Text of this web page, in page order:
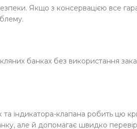
Якщо з консервацією все
банках без використання
та індикатора-клапана робить
але й допомагає швидко